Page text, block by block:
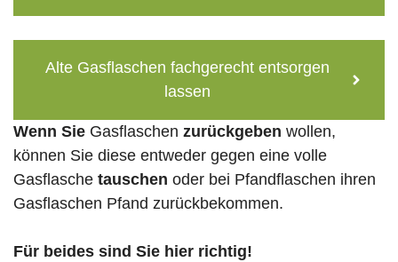
Alte Gasflaschen fachgerecht entsorgen
lassen
Wenn Sie Gasflaschen zurückgeben wollen,
können Sie diese entweder gegen eine volle
Gasflasche tauschen oder bei Pfandflaschen ihren
Gasflaschen Pfand zurückbekommen.
Für beides sind Sie hier richtig!